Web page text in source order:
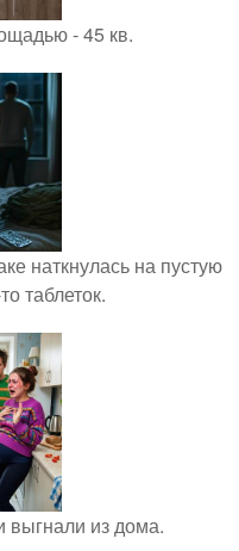
- 45 кв.
наткнулась на пустую
таблеток.
выгнали из дома.